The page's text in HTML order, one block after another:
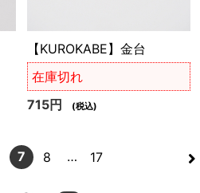
【KUROKABE】金台
在庫切れ
715円
(税込)
>
7 8 … 17